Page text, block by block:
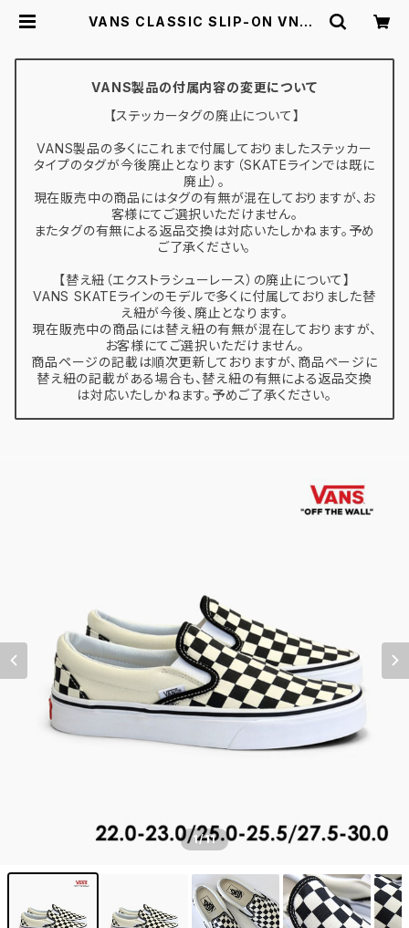
VANS CLASSIC SLIP-ON VN00
ック スリッポン チェッカーボード チ
ェック | スケボー通販 BACKDOOR
VANS製品の付属内容の変更について
【ステッカータグの廃止について】
VANS製品の多くにこれまで付属しておりましたステッカー
タイプのタグが今後廃止となります（SKATEラインでは既に
廃止）。
現在販売中の商品にはタグの有無が混在しておりますが、お
客様にてご選択いただけません。
またタグの有無による返品交換は対応いたしかねます。予め
ご了承ください。
【替え紐（エクストラシューレース）の廃止について】
VANS SKATEラインのモデルで多くに付属しておりました替
え紐が今後、廃止となります。
現在販売中の商品には替え紐の有無が混在しておりますが、
お客様にてご選択いただけません。
商品ページの記載は順次更新しておりますが、商品ページに
替え紐の記載がある場合も、替え紐の有無による返品交換
は対応いたしかねます。予めご了承ください。
1/11